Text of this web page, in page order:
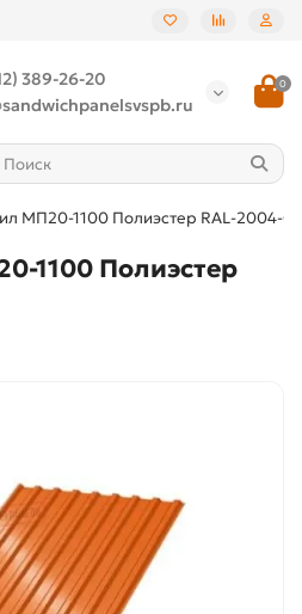
389-26-20
0
МП20-1100 Полиэстер RAL-2004-
1100 Полиэстер